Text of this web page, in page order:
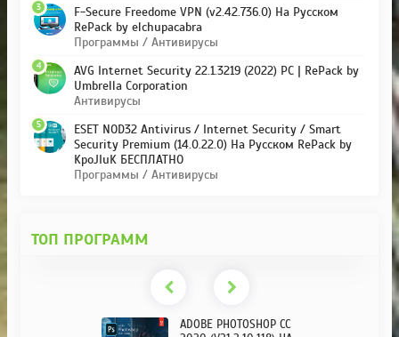
F-Secure Freedome VPN (v2.42.736.0) На Русском
RePack by elchupacabra
Программы / Антивирусы
3
AVG Internet Security 22.1.3219 (2022) PC | RePack by
Umbrella Corporation
Антивирусы
4
ESET NOD32 Antivirus / Internet Security / Smart
Security Premium (14.0.22.0) На Русском RePack by
KpoJIuK БЕСПЛАТНО
Программы / Антивирусы
5
ТОП ПРОГРАММ
ADOBE PHOTOSHOP CC